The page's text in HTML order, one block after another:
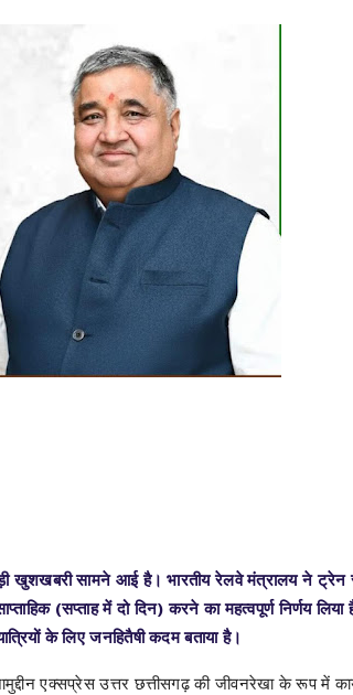
खुशखबरी सामने आई है। भारतीय रेलवे मंत्रालय ने
(सप्ताह में दो दिन) करने का महत्वपूर्ण निर्णय
के लिए जनहितैषी कदम बताया है।
एक्सप्रेस उत्तर छत्तीसगढ़ की जीवनरेखा के रूप में